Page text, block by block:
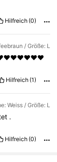
Hilfreich (0)
/ Größe: L
Hilfreich (1)
Weiss / Größe: L
.
Hilfreich (0)